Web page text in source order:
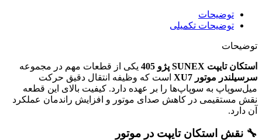
توضیحات
توضیحات تکمیلی
توضیحات
استکان تایپت SUNEX پژو 405
یکی از قطعات مهم در مجموعه
سرسیلندر موتور XU7
است که وظیفه انتقال دقیق حرکت
میل‌سوپاپ به سوپاپ‌ها را بر عهده دارد. کیفیت بالای این قطعه
نقش مستقیمی در کاهش صدای موتور و افزایش راندمان عملکرد
آن دارد.
🔧 نقش استکان تایپت در موتور